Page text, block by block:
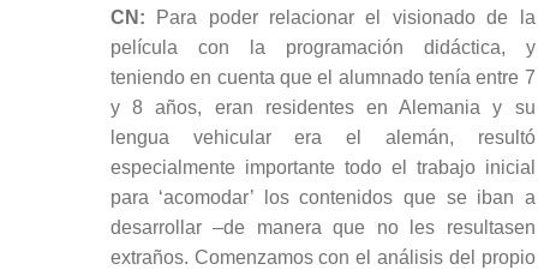
CN: Para poder relacionar el visionado de la
película con la programación didáctica, y
teniendo en cuenta que el alumnado tenía entre 7
y 8 años, eran residentes en Alemania y su
lengua vehicular era el alemán, resultó
especialmente importante todo el trabajo inicial
para ‘acomodar’ los contenidos que se iban a
desarrollar –de manera que no les resultasen
extraños. Comenzamos con el análisis del propio